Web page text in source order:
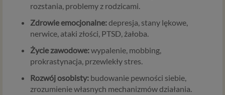
rozstania, problemy z rodzicami.
Zdrowie emocjonalne:depresja, stany lękowe,
nerwice, ataki złości, PTSD, żałoba.
Życie zawodowe:wypalenie, mobbing,
prokrastynacja, przewlekły stres.
Rozwój osobisty: budowanie pewności siebie,
zrozumienie własnych mechanizmów działania.